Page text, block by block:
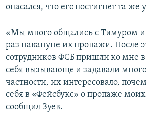
опасался, что его постигнет та же
«Мы много общались с Тимуром
раз накануне их пропажи. После
сотрудников ФСБ пришли ко мне
себя вызывающе и задавали
частности, их интересовало,
себя в «Фейсбуке» о пропаже
сообщил Зуев.